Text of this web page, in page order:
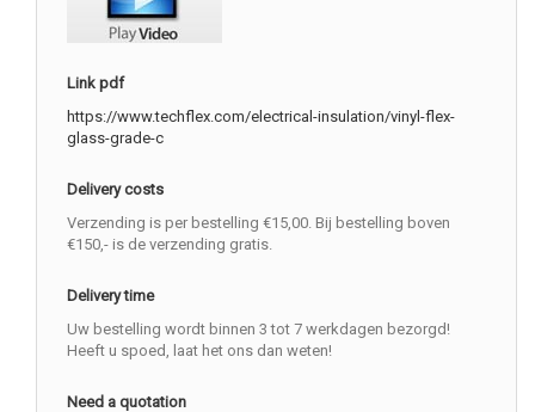
Link pdf
https://www.techflex.com/electrical-insulation/vinyl-flex-
glass-grade-c
Delivery costs
Verzending is per bestelling €15,00. Bij bestelling boven
€150,- is de verzending gratis.
Delivery time
Uw bestelling wordt binnen 3 tot 7 werkdagen bezorgd!
Heeft u spoed, laat het ons dan weten!
Need a quotation